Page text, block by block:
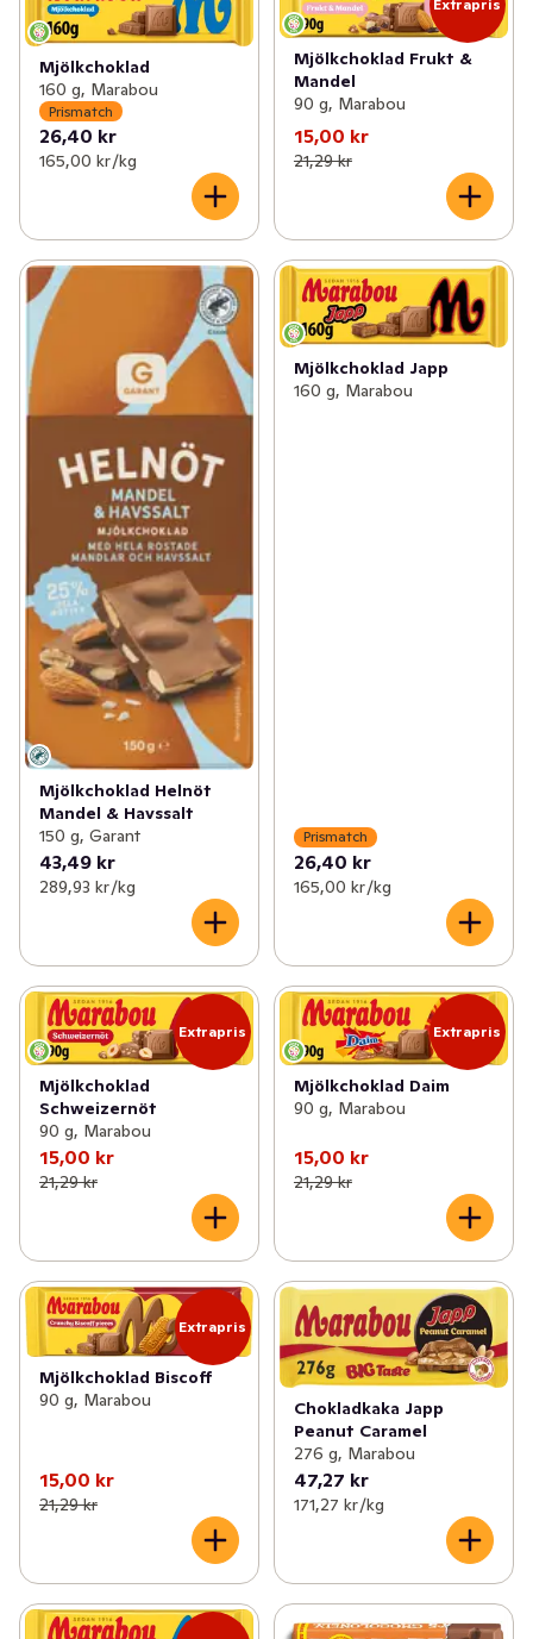
Mjölkchoklad
160 g, Marabou
Prismatch
26,40 kr
165,00 kr /kg
Extrapris
Mjölkchoklad Frukt &
Mandel
90 g, Marabou
15,00 kr
21,29 kr
Mjölkchoklad Helnöt
Mandel & Havssalt
150 g, Garant
43,49 kr
289,93 kr /kg
Mjölkchoklad Japp
160 g, Marabou
Prismatch
26,40 kr
165,00 kr /kg
Extrapris
Mjölkchoklad
Schweizernöt
90 g, Marabou
15,00 kr
21,29 kr
Extrapris
Mjölkchoklad Daim
90 g, Marabou
15,00 kr
21,29 kr
Extrapris
Mjölkchoklad Biscoff
90 g, Marabou
15,00 kr
21,29 kr
Chokladkaka Japp
Peanut Caramel
276 g, Marabou
47,27 kr
171,27 kr /kg